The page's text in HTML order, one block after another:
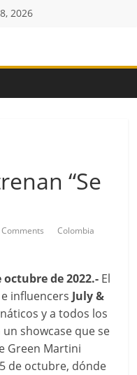
2026
“Se
Comments
Colombia
octubre de 2022.- El
influencers July &
y a todos los
showcase que se
Green Martini
de octubre, dónde